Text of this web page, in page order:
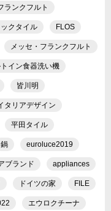
ランクフルト
クタイル FLOS
メッセ・フランクフルト
トイン食器洗い機
皆川明
タリアデザイン
平田タイル
鍋 euroluce2019
ブランド appliances
ドイツの家 FILE
エウロクチーナ